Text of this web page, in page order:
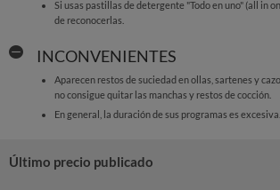
Si usas pastillas de detergente "Todo en uno" (all in
de reconocerlas.
INCONVENIENTES
Aparecen restos de suciedad en ollas, sartenes y
no consigue quitar las manchas y restos de cocción.
En general, la duración de sus programas es excesiva.
Último precio publicado